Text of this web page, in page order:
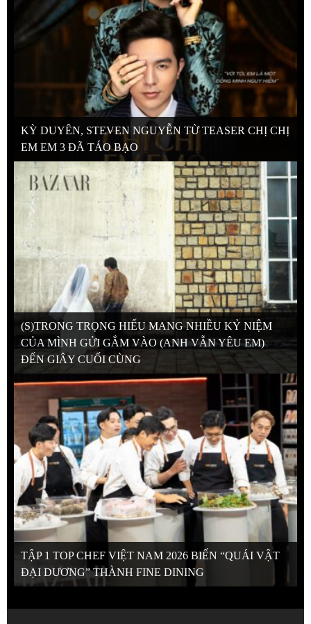
KỲ DUYÊN, STEVEN NGUYỄN TỪ TEASER CHỊ CHỊ
EM EM 3 ĐÃ TÁO BẠO
(S)TRONG TRỌNG HIẾU MANG NHIỀU KỶ NIỆM
CỦA MÌNH GỬI GẮM VÀO (ANH VẪN YÊU EM)
ĐẾN GIÂY CUỐI CÙNG
TẬP 1 TOP CHEF VIỆT NAM 2026 BIẾN “QUÁI VẬT
ĐẠI DƯƠNG” THÀNH FINE DINING